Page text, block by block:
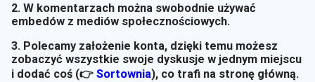
2. W komentarzach można swobodnie używać
embedów z mediów społecznościowych.
3. Polecamy założenie konta, dzięki temu możesz
zobaczyć wszystkie swoje dyskusje w jednym miejscu
i dodać coś (👉 Sortownia), co trafi na stronę główną.